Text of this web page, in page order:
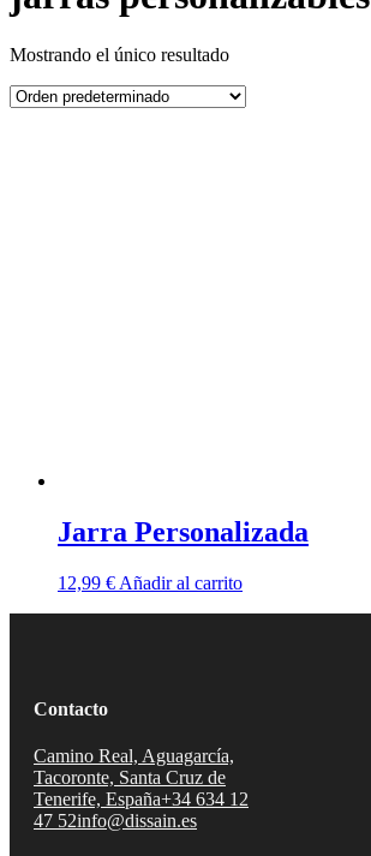
Mostrando el único resultado
Jarra Personalizada
12,99 € Añadir al carrito
Contacto
Camino Real, Aguagarcía,
Tacoronte, Santa Cruz de
Tenerife, España+34 634 12
47 52info@dissain.es